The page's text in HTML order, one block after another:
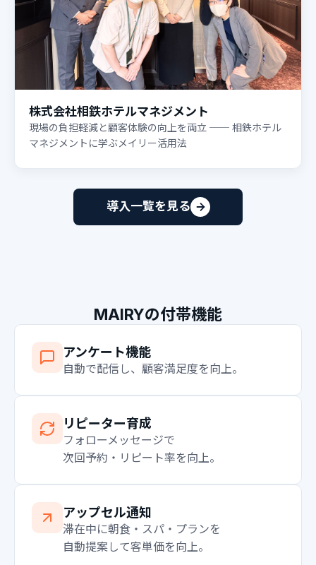
株式会社相鉄ホテルマネジメント
現場の負担軽減と顧客体験の向上を両立 ── 相鉄ホテル
マネジメントに学ぶメイリー活用法
導入一覧を見る
MAIRYの付帯機能
アンケート機能
自動で配信し、顧客満足度を向上。
リピーター育成
フォローメッセージで
次回予約・リピート率を向上。
アップセル通知
滞在中に朝食・スパ・プランを
自動提案して客単価を向上。